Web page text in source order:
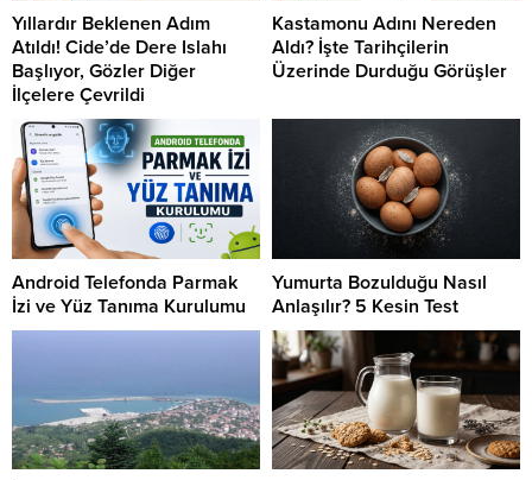
Yıllardır Beklenen Adım
Atıldı! Cide’de Dere Islahı
Başlıyor, Gözler Diğer
İlçelere Çevrildi
Kastamonu Adını Nereden
Aldı? İşte Tarihçilerin
Üzerinde Durduğu Görüşler
Android Telefonda Parmak
İzi ve Yüz Tanıma Kurulumu
Yumurta Bozulduğu Nasıl
Anlaşılır? 5 Kesin Test